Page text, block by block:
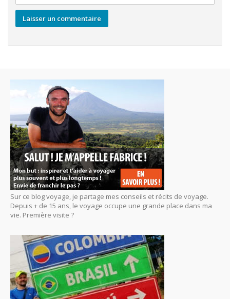
Sur ce blog voyage, je partage mes conseils et récits de voyage.
Depuis + de 15 ans, le voyage occupe une grande place dans ma
vie. Première visite ?